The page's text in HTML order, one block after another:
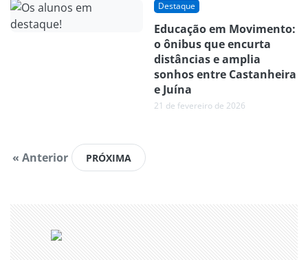
Destaque
Educação em Movimento:
o ônibus que encurta
distâncias e amplia
sonhos entre Castanheira
e Juína
21 de fevereiro de 2026
« Anterior